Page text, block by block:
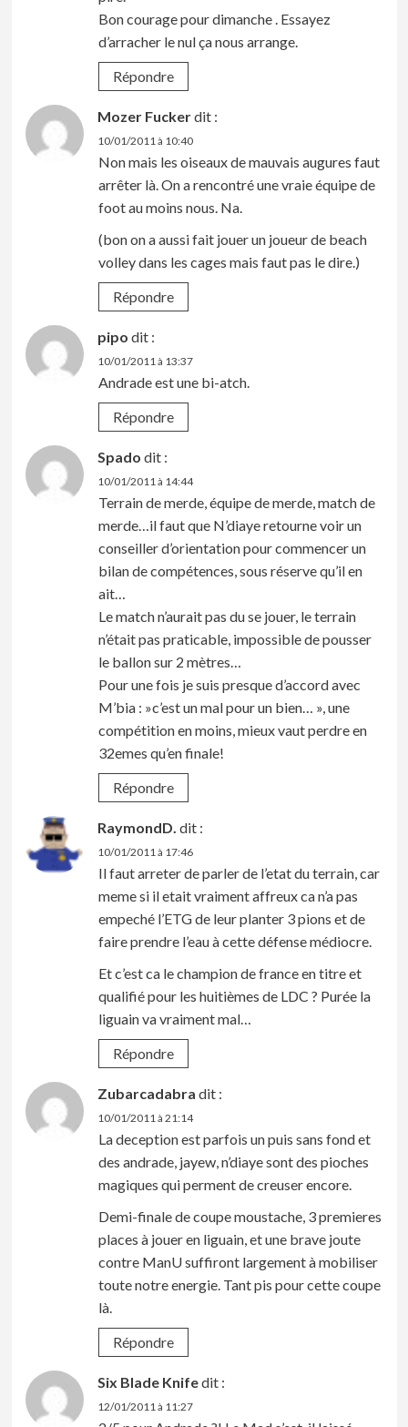
Bon courage pour dimanche . Essayez
d’arracher le nul ça nous arrange.
Répondre
Mozer Fuckerdit :
10/01/2011 à 10:40
Non mais les oiseaux de mauvais augures faut
arrêter là. On a rencontré une vraie équipe de
foot au moins nous. Na.
(bon on a aussi fait jouer un joueur de beach
volley dans les cages mais faut pas le dire.)
Répondre
pipo dit :
10/01/2011 à 13:37
Andrade est une bi-atch.
Répondre
Spado dit :
10/01/2011 à 14:44
Terrain de merde, équipe de merde, match de
merde…il faut que N’diaye retourne voir un
conseiller d’orientation pour commencer un
bilan de compétences, sous réserve qu’il en
ait…
Le match n’aurait pas du se jouer, le terrain
n’était pas praticable, impossible de pousser
le ballon sur 2 mètres…
Pour une fois je suis presque d’accord avec
M’bia : »c’est un mal pour un bien… », une
compétition en moins, mieux vaut perdre en
32emes qu’en finale!
Répondre
RaymondD. dit :
10/01/2011 à 17:46
Il faut arreter de parler de l’etat du terrain, car
meme si il etait vraiment affreux ca n’a pas
empeché l’ETG de leur planter 3 pions et de
faire prendre l’eau à cette défense médiocre.
Et c’est ca le champion de france en titre et
qualifié pour les huitièmes de LDC ? Purée la
liguain va vraiment mal…
Répondre
Zubarcadabra dit :
10/01/2011 à 21:14
La deception est parfois un puis sans fond et
des andrade, jayew, n’diaye sont des pioches
magiques qui perment de creuser encore.
Demi-finale de coupe moustache, 3 premieres
places à jouer en liguain, et une brave joute
contre ManU suffiront largement à mobiliser
toute notre energie. Tant pis pour cette coupe
là.
Répondre
Six Blade Knifedit :
12/01/2011 à 11:27